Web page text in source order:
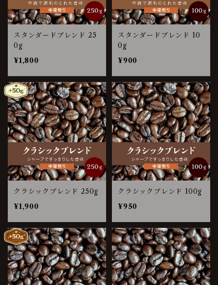
スタンダードブレンド 25
0g
¥1,800
スタンダードブレンド 10
0g
¥900
クラシックブレンド 250g
¥1,900
クラシックブレンド 100g
¥950